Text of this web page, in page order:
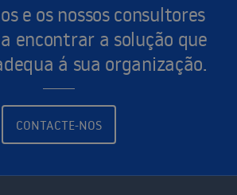
e os nossos consultores
encontrar a solução que
á sua organização.
CONTACTE-NOS